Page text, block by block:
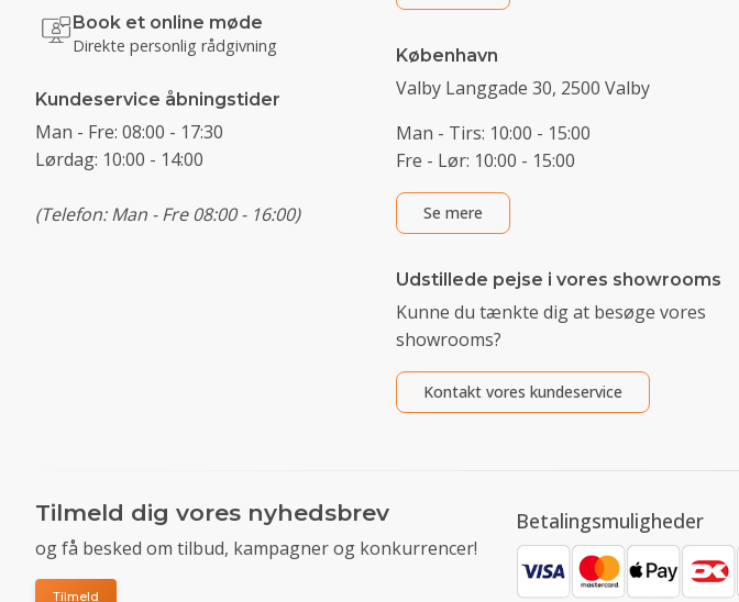
Book et online møde
Direkte personlig rådgivning
Kundeservice åbningstider
Man - Fre: 08:00 - 17:30
Lørdag: 10:00 - 14:00
(Telefon: Man - Fre 08:00 - 16:00)
København
Valby Langgade 30, 2500 Valby
Man - Tirs: 10:00 - 15:00
Fre - Lør: 10:00 - 15:00
Se mere
Udstillede pejse i vores showrooms
Kunne du tænkte dig at besøge vores
showrooms?
Kontakt vores kundeservice
Tilmeld dig vores nyhedsbrev
og få besked om tilbud, kampagner og konkurrencer!
Tilmeld
Betalingsmuligheder